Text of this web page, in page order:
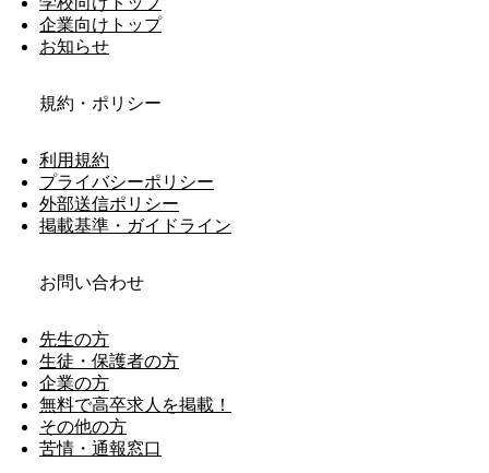
企業向けトップ
お知らせ
規約・ポリシー
利用規約
プライバシーポリシー
外部送信ポリシー
掲載基準・ガイドライン
お問い合わせ
先生の方
生徒・保護者の方
企業の方
無料で高卒求人を掲載！
その他の方
苦情・通報窓口